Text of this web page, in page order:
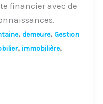
financier avec de
, demeure, Gestion
, immobilière,